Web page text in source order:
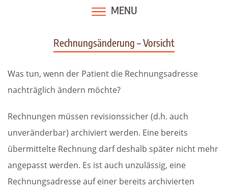
MENU
Rechnungsänderung – Vorsicht
Was tun, wenn der Patient die Rechnungsadresse
nachträglich ändern möchte?
Rechnungen müssen revisionssicher (d.h. auch
unveränderbar) archiviert werden. Eine bereits
übermittelte Rechnung darf deshalb später nicht mehr
angepasst werden. Es ist auch unzulässig, eine
Rechnungsadresse auf einer bereits archivierten